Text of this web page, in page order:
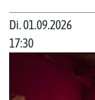
Di. 01.09.2026
17:30